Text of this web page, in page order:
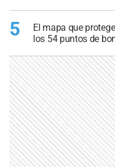
5
El mapa que
los 54 puntos de